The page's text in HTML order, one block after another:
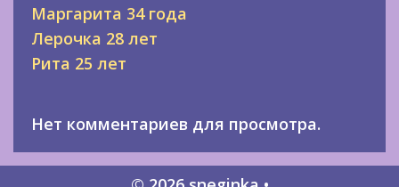
Маргарита 34 года
Лерочка 28 лет
Рита 25 лет
Нет комментариев для просмотра.